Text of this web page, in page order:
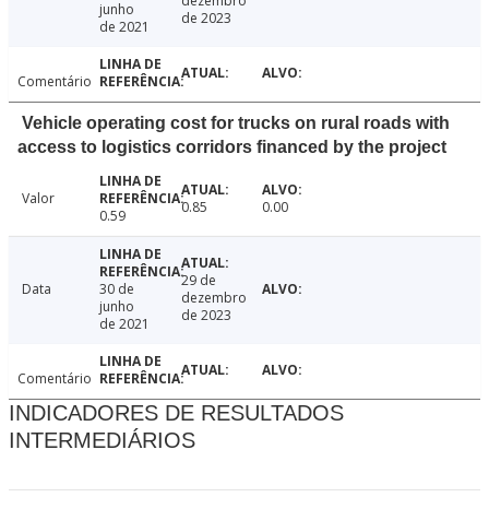
junho
de 2021
de 2023
Comentário
Vehicle operating cost for trucks on rural roads with
access to logistics corridors financed by the project
Valor
0.59
0.85 0.00
Data
30 de
junho
de 2021
29 de
dezembro
de 2023
Comentário
INDICADORES DE RESULTADOS
INTERMEDIÁRIOS